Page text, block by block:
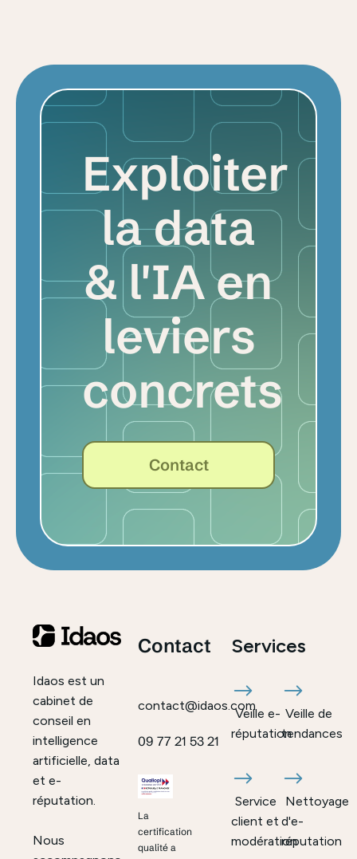
Exploiter
la data
& l'IA en
leviers
concrets
Contact
Idaos est un
cabinet de
conseil en
intelligence
artificielle, data
et e-
réputation.
Nous
Contact
contact@idaos.com
09 77 21 53 21
La
certification
qualité a
Services
Veille e-
réputation
Service
client et
modération
Veille de
tendances
Nettoyage
d'e-
réputation